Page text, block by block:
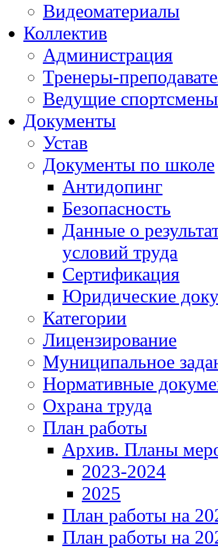
Видеоматериалы
Коллектив
Администрация
Тренеры-
Ведущие спортсмены
Документы
Устав
Документы по школе
Антидопинг
Безопасность
Данные о
условий труда
Сертификация
Юридические
Категории
Лицензирование
Муниципальное
Нормативные
Охрана труда
План работы
Архив. Планы
2023-2024
2025
План работы на
План работы на